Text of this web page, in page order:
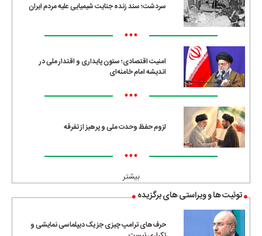
سردشت؛ سند زنده جنایت شیمیایی علیه مردم ایران
•••
امنیت اقتصادی؛ ستون پایداری و اقتدار ملی در
اندیشه امام خامنه‌ای
•••
لزوم حفظ وحدت ملی و پرهیز از تفرقه
•••
بیشتر
توئیت ها و ویراستی های برگزیده
حرف‌های ترامپ چیزی جز یک دیپلماسی نمایشی و